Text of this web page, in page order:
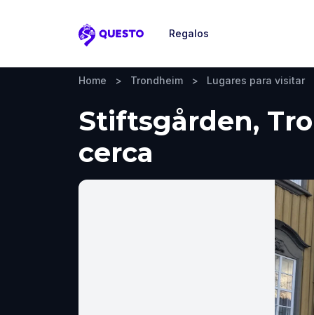
Questo
Regalos
Home > Trondheim > Lugares para visitar
Stiftsgården,
cerca